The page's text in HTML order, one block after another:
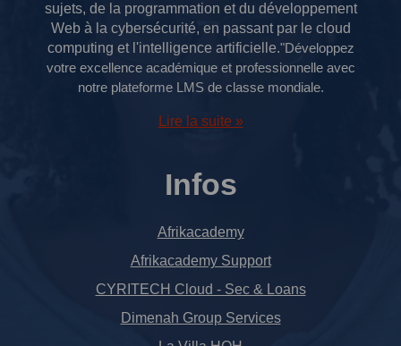
sujets, de la programmation et du développement
Web à la cybersécurité, en passant par le cloud
computing et l'intelligence artificielle."Développez
votre excellence académique et professionnelle avec
notre plateforme LMS de classe mondiale.
Lire la suite »
Infos
Afrikacademy
Afrikacademy Support
CYRITECH Cloud - Sec & Loans
Dimenah Group Services